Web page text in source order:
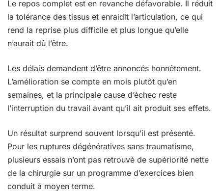
Le repos complet est en revanche défavorable. Il réduit
la tolérance des tissus et enraidit l’articulation, ce qui
rend la reprise plus difficile et plus longue qu’elle
n’aurait dû l’être.
Les délais demandent d’être annoncés honnêtement.
L’amélioration se compte en mois plutôt qu’en
semaines, et la principale cause d’échec reste
l’interruption du travail avant qu’il ait produit ses effets.
Un résultat surprend souvent lorsqu’il est présenté.
Pour les ruptures dégénératives sans traumatisme,
plusieurs essais n’ont pas retrouvé de supériorité nette
de la chirurgie sur un programme d’exercices bien
conduit à moyen terme.